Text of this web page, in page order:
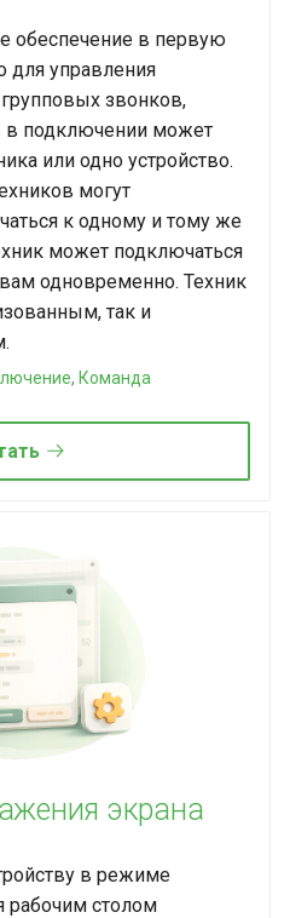
обеспечение в первую
для управления
звонков,
в подключении может
или одно устройство.
могут
к одному и тому же
может подключаться
одновременно. Техник
так и
, Команда
экрана
в режиме
рабочим столом